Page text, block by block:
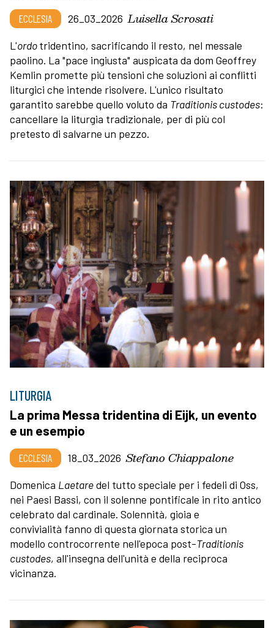
ECCLESIA 26_03_2026 Luisella Scrosati
L'ordotridentino, sacrificando il resto, nel messale
paolino. La "pace ingiusta" auspicata da dom Geoffrey
Kemlin promette più tensioni che soluzioni ai conflitti
liturgici che intende risolvere. L'unico risultato
garantito sarebbe quello voluto da Traditionis custodes:
cancellare la liturgia tradizionale, per di più col
pretesto di salvarne un pezzo.
LITURGIA
La prima Messa tridentina di Eijk, un evento
e un esempio
ECCLESIA 18_03_2026 Stefano Chiappalone
Domenica Laetaredel tutto speciale per i fedeli di Oss,
nei Paesi Bassi, con il solenne pontificale in rito antico
celebrato dal cardinale. Solennità, gioia e
convivialità fanno di questa giornata storica un
modello controcorrente nell'epoca post-Traditionis
custodes, all'insegna dell'unità e della reciproca
vicinanza.